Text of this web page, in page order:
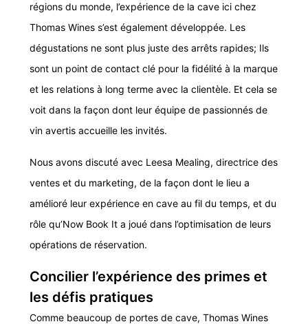
régions du monde, l’expérience de la cave ici chez
Thomas Wines s’est également développée. Les
dégustations ne sont plus juste des arrêts rapides; Ils
sont un point de contact clé pour la fidélité à la marque
et les relations à long terme avec la clientèle. Et cela se
voit dans la façon dont leur équipe de passionnés de
vin avertis accueille les invités.
Nous avons discuté avec Leesa Mealing, directrice des
ventes et du marketing, de la façon dont le lieu a
amélioré leur expérience en cave au fil du temps, et du
rôle qu’Now Book It a joué dans l’optimisation de leurs
opérations de réservation.
Concilier l’expérience des primes et
les défis pratiques
Comme beaucoup de portes de cave, Thomas Wines